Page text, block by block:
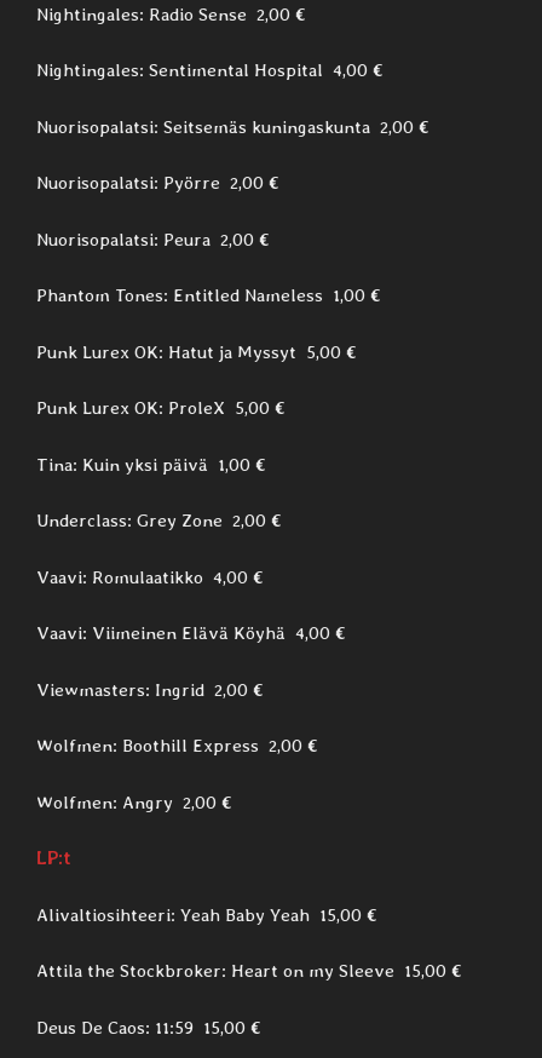
Nightingales: Radio Sense 2,00 €
Nightingales: Sentimental Hospital 4,00 €
Nuorisopalatsi: Seitsemäs kuningaskunta 2,00 €
Nuorisopalatsi: Pyörre 2,00 €
Nuorisopalatsi: Peura 2,00 €
Phantom Tones: Entitled Nameless 1,00 €
Punk Lurex OK: Hatut ja Myssyt 5,00 €
Punk Lurex OK: ProleX 5,00 €
Tina: Kuin yksi päivä 1,00 €
Underclass: Grey Zone 2,00 €
Vaavi: Romulaatikko 4,00 €
Vaavi: Viimeinen Elävä Köyhä 4,00 €
Viewmasters: Ingrid 2,00 €
Wolfmen: Boothill Express 2,00 €
Wolfmen: Angry 2,00 €
LP:t
Alivaltiosihteeri: Yeah Baby Yeah 15,00 €
Attila the Stockbroker: Heart on my Sleeve 15,00 €
Deus De Caos: 11:59 15,00 €